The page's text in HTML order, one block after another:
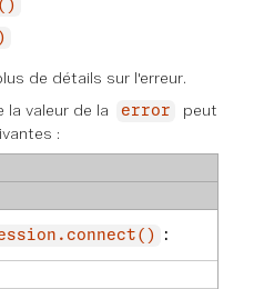
de détails sur l'erreur.
la valeur de la error
peut
:
: